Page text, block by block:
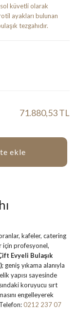
71.880,53 TL
ekle
kafeler, catering
için profesyonel,
Evyeli Bulaşık
; geniş yıkama alanıyla
yapısı sayesinde
koruyucu sırt
engelleyerek
0212 237 07